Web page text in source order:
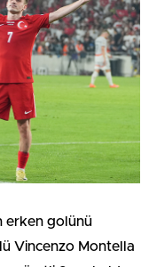
erken golünü
Vincenzo Montella